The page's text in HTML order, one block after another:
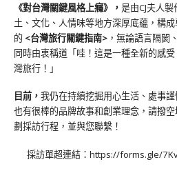
《對台灣關鍵風格上癮》 ， 是由CJ夫人
土、文化、人情味等地方深厚底蘊，構
的 <台灣旅行關鍵指南> ，無論語言隔閡
同時由衷稱道「哇！這是一種全新的感
灣旅行！」
目前， 我仍在持續挖掘用心生活、處事
也有很棒的品牌故事和創業理念，請撥
劃採訪行程，並與您聯繫！
採訪單超連結： https://forms.gle/